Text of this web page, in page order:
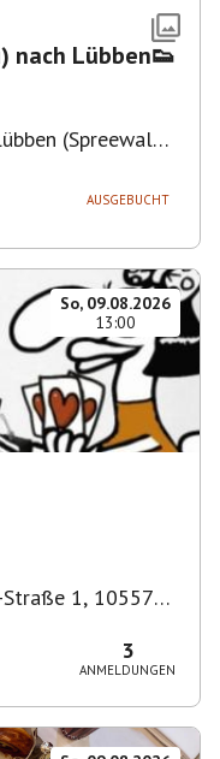
nach Lübben👟
(Spreewald),
AUSGEBUCHT
So, 09.08.2026
13:00
1, 10557
3
ANMELDUNGEN